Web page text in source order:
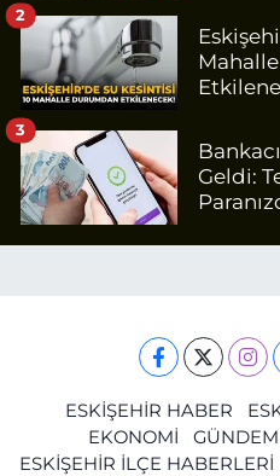
2
Geldi:
3
ESKİŞEHİR HABER
EKONOMİ
GÜNDEM
ESKİŞEHİR İLÇE HABERLERİ